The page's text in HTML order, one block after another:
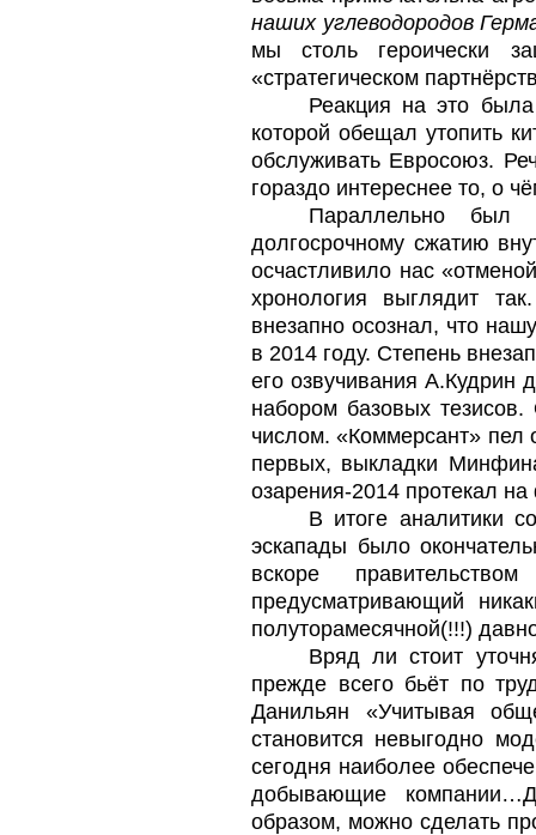
наших углеводородов
мы столь героически
«стратегическом
Реакция на это
которой обещал утопить
обслуживать Евросоюз.
гораздо интереснее то, о
Параллельно был
долгосрочному сжатию
осчастливило нас
хронология выглядит
внезапно осознал, что
в 2014 году. Степень
его озвучивания А.Кудрин
набором базовых
числом. «Коммерсант» пел
первых, выкладки
озарения-2014 протекал
В итоге аналитики
эскапады было
вскоре
предусматривающий
полуторамесячной(!!!)
Вряд ли стоит
прежде всего бьёт по
Данильян «Учитывая
становится невыгодно
сегодня наиболее
добывающие
образом, можно сделать